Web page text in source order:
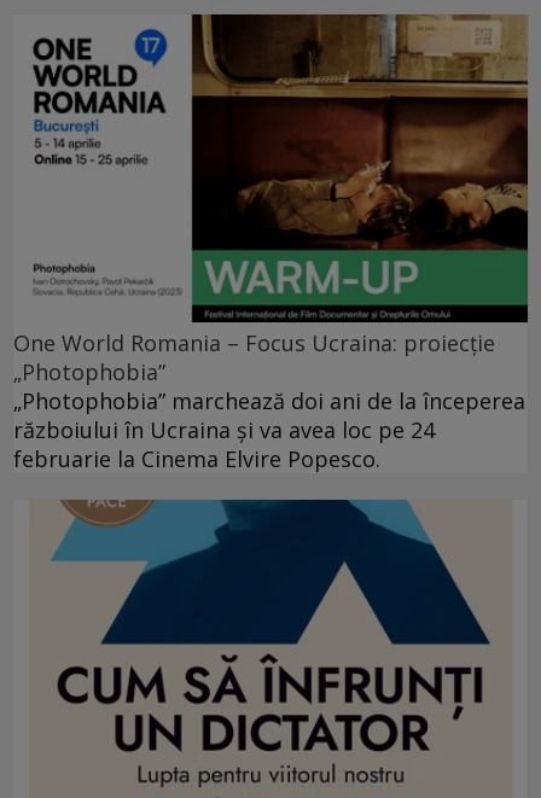
One World Romania – Focus Ucraina: proiecție
„Photophobia”
„Photophobia” marchează doi ani de la începerea
războiului în Ucraina și va avea loc pe 24
februarie la Cinema Elvire Popesco.